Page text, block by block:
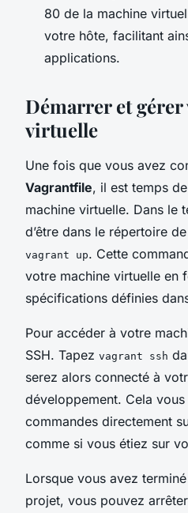
80 de la machine
votre hôte, facilitant
applications.
Démarrer et
virtuelle
Une fois que vous avez
Vagrantfile, il est temps
machine virtuelle. Dans le
d’être dans le répertoire
vagrant up. Cette
votre machine virtuelle en
spécifications définies
Pour accéder à votre
SSH. Tapez vagrant ssh
serez alors connecté à
développement. Cela
commandes directement
comme si vous étiez sur
Lorsque vous avez
projet, vous pouvez